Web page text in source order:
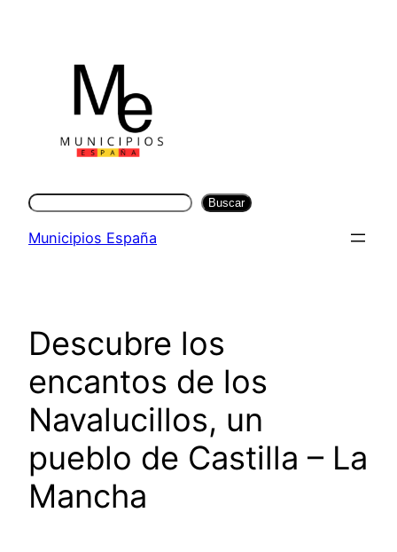
contenido
Buscar Buscar
Municipios España
Descubre los
encantos de los
Navalucillos, un
pueblo de Castilla – La
Mancha